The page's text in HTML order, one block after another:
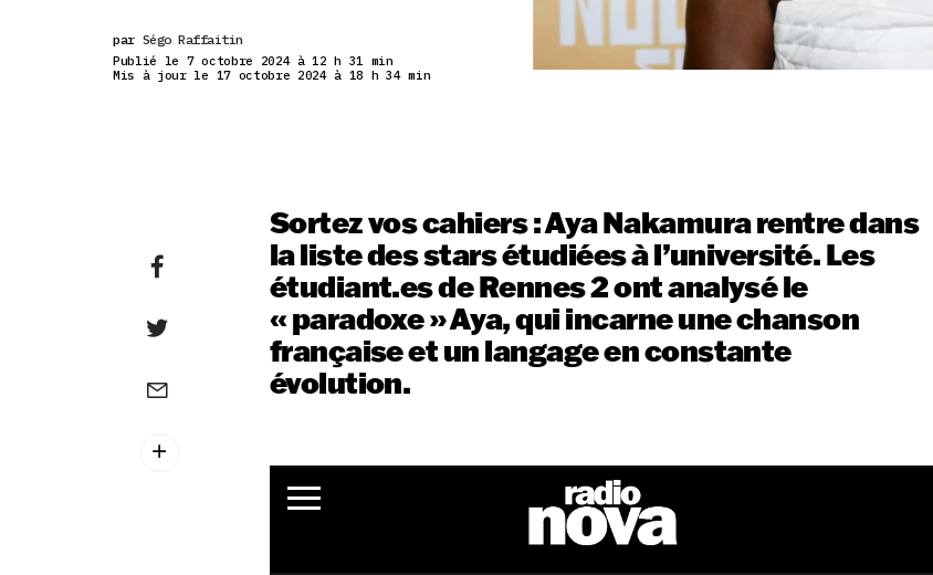
par Ségo Raffaitin
Publié le 7 octobre 2024 à 12 h 31 min
Mis à jour le 17 octobre 2024 à 18 h 34 min
Sortez vos cahiers : Aya Nakamura rentre dans
la liste des stars étudiées à l’université. Les
étudiant.es de Rennes 2 ont analysé le
« paradoxe » Aya, qui incarne une chanson
française et un langage en constante
évolution.